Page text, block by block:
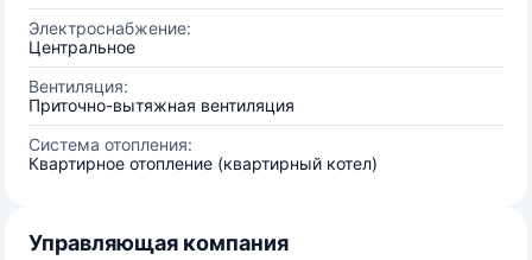
Электроснабжение:
Центральное
Вентиляция:
Приточно-вытяжная вентиляция
Система отопления:
Квартирное отопление (квартирный котел)
Управляющая компания